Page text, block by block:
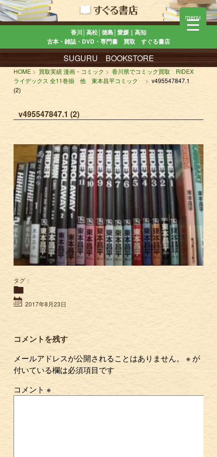
香川│高松│徳島│愛媛｜高知
古本・雑誌・DVD・専門書 買取 すぐる書店
SUGURU BOOKSTORE
HOME 買取実績 漫画・コミック
香川県でコミック買取 RIDEX
ライデックス 全11巻揃 他 東本昌平コミック
v495547847.1
(2)
v495547847.1 (2)
タグ：
2017年8月23日
コメントを残す
メールアドレスが公開されることはありません。
※ が
付いている欄は必須項目です
コメント※
menu